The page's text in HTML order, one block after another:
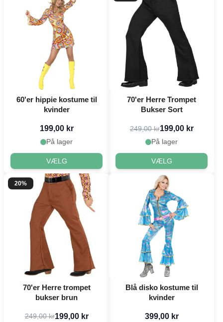
60'er hippie kostume til
kvinder
199,00 kr
På lager
VÆLG
70'er Herre Trompet
Bukser Sort
249,00 kr199,00 kr
På lager
VÆLG
20%
70'er Herre trompet
bukser brun
249,00 kr199,00 kr
Blå disko kostume til
kvinder
399,00 kr